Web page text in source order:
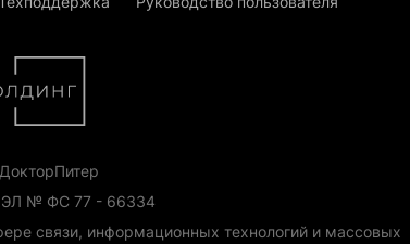
ЭЛ № ФС 77 - 66334
связи, информационных технологий и массовых